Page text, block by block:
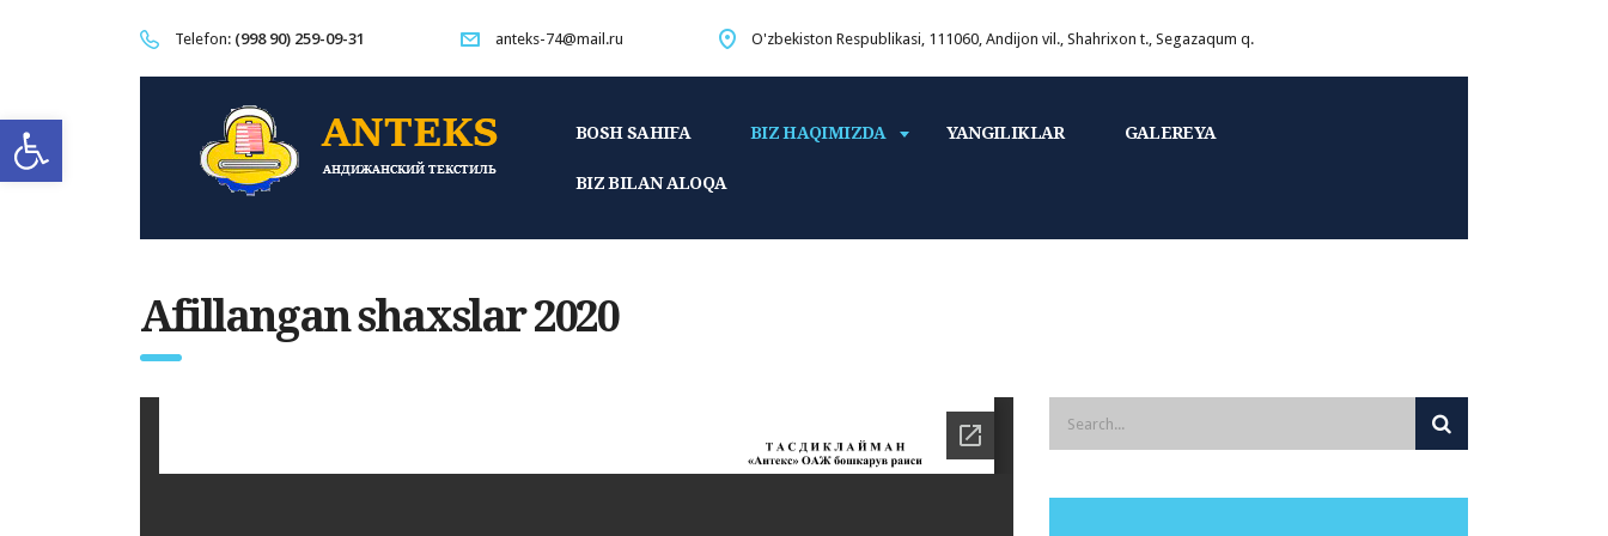
Open toolbar
Telefon: (998 90) 259-09-31 anteks-74@mail.ru O'zbekiston Respublikasi, 111060, Andijon vil., Shahrixon t., Segazaqum q.
BOSH SAHIFA BIZ HAQIMIZDA YANGILIKLAR GALEREYA
BIZ BILAN ALOQA
Afillangan shaxslar 2020